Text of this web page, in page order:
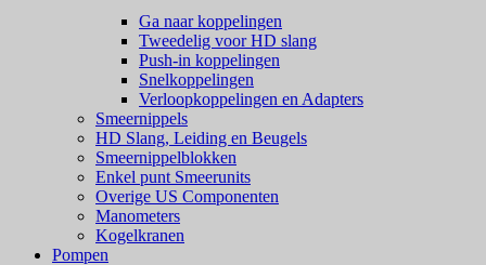
Ga naar koppelingen
Tweedelig voor HD slang
Push-in koppelingen
Snelkoppelingen
Verloopkoppelingen en Adapters
Smeernippels
HD Slang, Leiding en Beugels
Smeernippelblokken
Enkel punt Smeerunits
Overige US Componenten
Manometers
Kogelkranen
Pompen